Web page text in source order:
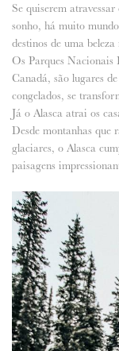
Se quiserem
sonho, há muito
destinos de uma
Os Parques Nacionais
Canadá, são lugares
congelados, se
Já o Alasca atrai os
Desde montanhas que
glaciares, o Alasca
paisagens